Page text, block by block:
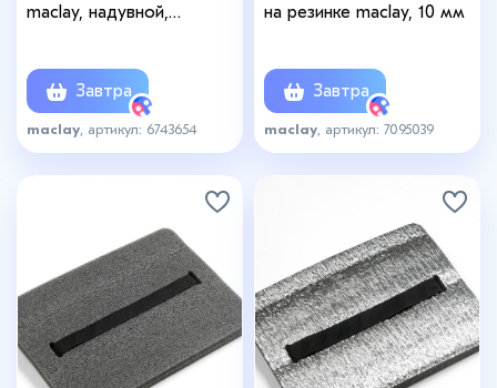
maclay, надувной,
Завтра
maclay , артикул: 6743654
на резинке maclay, 10 мм
Завтра
maclay , артикул: 7095039